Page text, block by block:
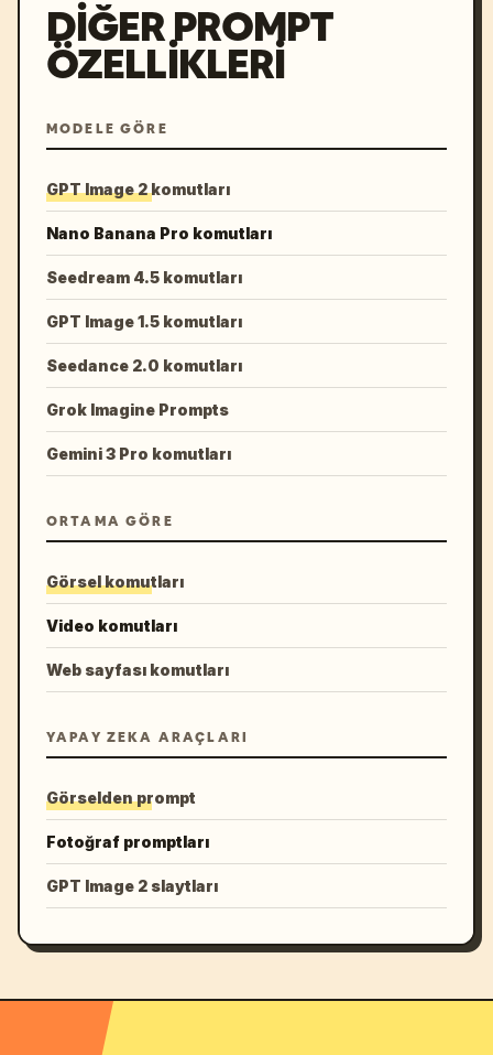
DIĞER PROMPT
ÖZELLIKLERI
MODELE GÖRE
GPT Image 2 komutları
Nano Banana Pro komutları
Seedream 4.5 komutları
GPT Image 1.5 komutları
Seedance 2.0 komutları
Grok Imagine Prompts
Gemini 3 Pro komutları
ORTAMA GÖRE
Görsel komutları
Video komutları
Web sayfası komutları
YAPAY ZEKA ARAÇLARI
Görselden prompt
Fotoğraf promptları
GPT Image 2 slaytları